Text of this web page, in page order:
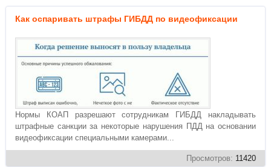
Как оспаривать штрафы ГИБДД по видеофиксации
Нормы КОАП разрешают сотрудникам ГИБДД накладывать
штрафные санкции за некоторые нарушения ПДД на основании
видеофиксации специальными камерами...
Просмотров: 11420